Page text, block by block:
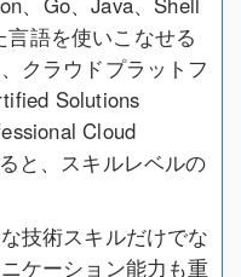
語を使いこなせる
クラウドプラットフ
Solutions
Cloud
と、スキルレベルの
技術スキルだけでな
ケーション能力も重